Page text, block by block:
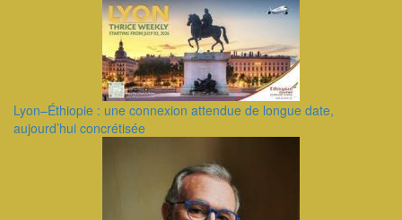
Lyon–Éthiopie : une connexion attendue de longue date,
aujourd’hui concrétisée